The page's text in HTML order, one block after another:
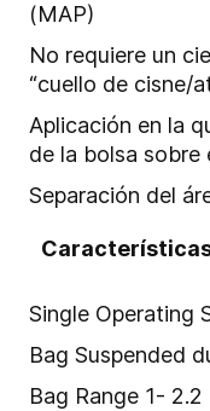
(MAP)
No requiere un
“cuello de cisne/
Aplicación en la
de la bolsa sobre
Separación del
Single Operating
Bag Suspended
Bag Range 1- 2.2